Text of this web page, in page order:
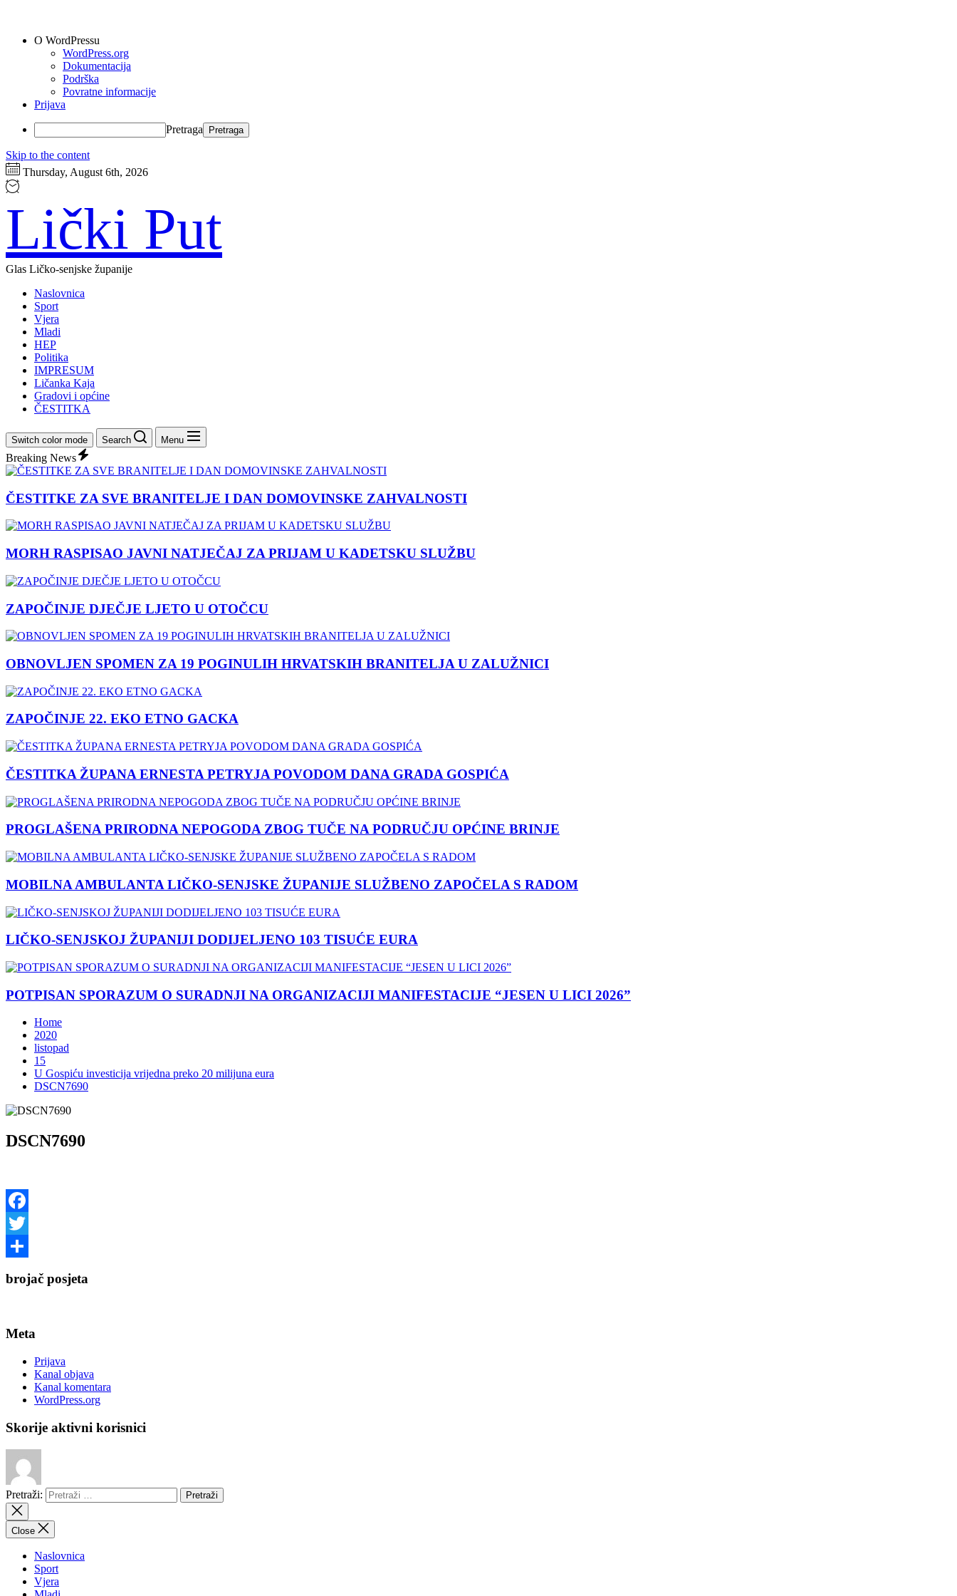
O WordPressu
WordPress.org
Dokumentacija
Podrška
Povratne informacije
Prijava
Pretraga
Skip to the content
Thursday, August 6th, 2026
Lički Put
Glas Ličko-senjske županije
Naslovnica
Sport
Vjera
Mladi
HEP
Politika
IMPRESUM
Ličanka Kaja
Gradovi i općine
ČESTITKA
Switch color mode Search Menu
Breaking News
ČESTITKE ZA SVE BRANITELJE I DAN DOMOVINSKE ZAHVALNOSTI
MORH RASPISAO JAVNI NATJEČAJ ZA PRIJAM U KADETSKU SLUŽBU
ZAPOČINJE DJEČJE LJETO U OTOČCU
OBNOVLJEN SPOMEN ZA 19 POGINULIH HRVATSKIH BRANITELJA U ZALUŽNICI
ZAPOČINJE 22. EKO ETNO GACKA
ČESTITKA ŽUPANA ERNESTA PETRYJA POVODOM DANA GRADA GOSPIĆA
PROGLAŠENA PRIRODNA NEPOGODA ZBOG TUČE NA PODRUČJU OPĆINE BRINJE
MOBILNA AMBULANTA LIČKO-SENJSKE ŽUPANIJE SLUŽBENO ZAPOČELA S RADOM
LIČKO-SENJSKOJ ŽUPANIJI DODIJELJENO 103 TISUĆE EURA
POTPISAN SPORAZUM O SURADNJI NA ORGANIZACIJI MANIFESTACIJE “JESEN U LICI 2026”
Home
2020
listopad
15
U Gospiću investicija vrijedna preko 20 milijuna eura
DSCN7690
DSCN7690
Facebook
Twitter
brojač posjeta
Meta
Prijava
Kanal objava
Kanal komentara
WordPress.org
Skorije aktivni korisnici
Pretraži:
Close
Naslovnica
Sport
Vjera